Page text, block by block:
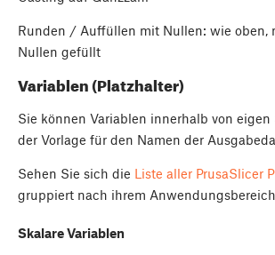
Runden / Auffüllen mit Nullen: wie oben,
Nullen gefüllt
Variablen (Platzhalter)
Sie können Variablen innerhalb von
der Vorlage für den Namen der
Sehen Sie sich die Liste aller PrusaSlicer
gruppiert nach ihrem
Skalare Variablen